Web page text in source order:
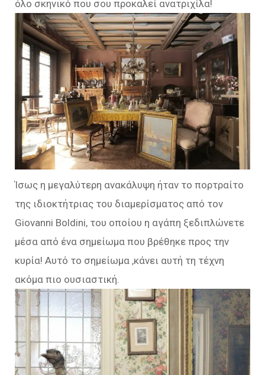
όλο σκηνικό που σου προκαλεί ανατριχίλα!
Ίσως η μεγαλύτερη ανακάλυψη ήταν το πορτραίτο
της ιδιοκτήτριας του διαμερίσματος από τον
Giovanni Boldini, του οποίου η αγάπη ξεδιπλώνετε
μέσα από ένα σημείωμα που βρέθηκε προς την
κυρία! Αυτό το σημείωμα ,κάνει αυτή τη τέχνη
ακόμα πιο ουσιαστική.